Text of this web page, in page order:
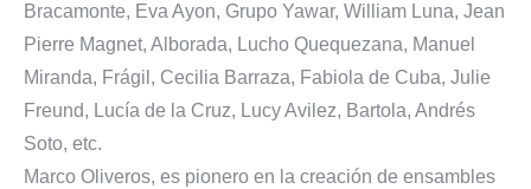
Bracamonte, Eva Ayon, Grupo Yawar, William Luna, Jean
Pierre Magnet, Alborada, Lucho Quequezana, Manuel
Miranda, Frágil, Cecilia Barraza, Fabiola de Cuba, Julie
Freund, Lucía de la Cruz, Lucy Avilez, Bartola, Andrés
Soto, etc.
Marco Oliveros, es pionero en la creación de ensambles